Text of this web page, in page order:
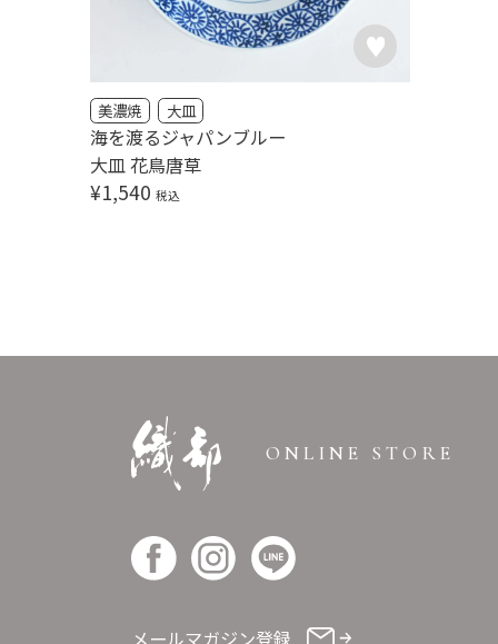
大皿 花鳥唐草
美濃焼 大皿
¥1,540 税込
海を渡るジャパンブルー
ONLINE STORE
メールマガジン登録